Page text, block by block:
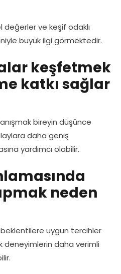
değerler ve keşif odaklı
büyük ilgi görmektedir.
keşfetmek
katkı sağlar
bireyin düşünce
daha geniş
yardımcı olabilir.
neden
uygun tercihler
deneyimlerin daha verimli